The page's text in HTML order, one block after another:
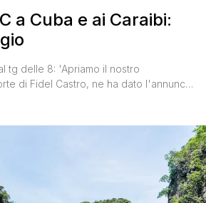
a Cuba e ai Caraibi:
tg delle 8: 'Apriamo il nostro
di Fidel Castro, ne ha dato l'annuncio
tra pochi giorni partiremo con la